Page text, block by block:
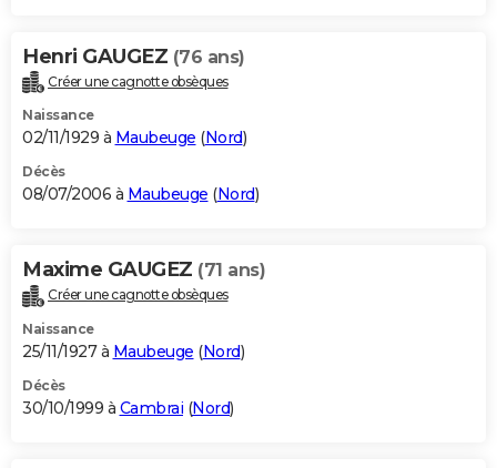
Henri GAUGEZ (76 ans)
Créer une cagnotte obsèques
Naissance
02/11/1929 à Maubeuge (Nord)
Décès
08/07/2006 à Maubeuge (Nord)
Maxime GAUGEZ (71 ans)
Créer une cagnotte obsèques
Naissance
25/11/1927 à Maubeuge (Nord)
Décès
30/10/1999 à Cambrai (Nord)